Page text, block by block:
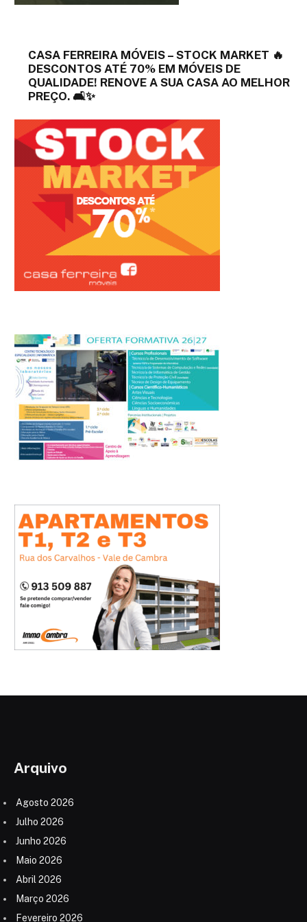
CASA FERREIRA MÓVEIS – STOCK MARKET 🔥
DESCONTOS ATÉ 70% EM MÓVEIS DE
QUALIDADE! RENOVE A SUA CASA AO MELHOR
PREÇO. 🛋️✨
Arquivo
Agosto 2026
Julho 2026
Junho 2026
Maio 2026
Abril 2026
Março 2026
Fevereiro 2026